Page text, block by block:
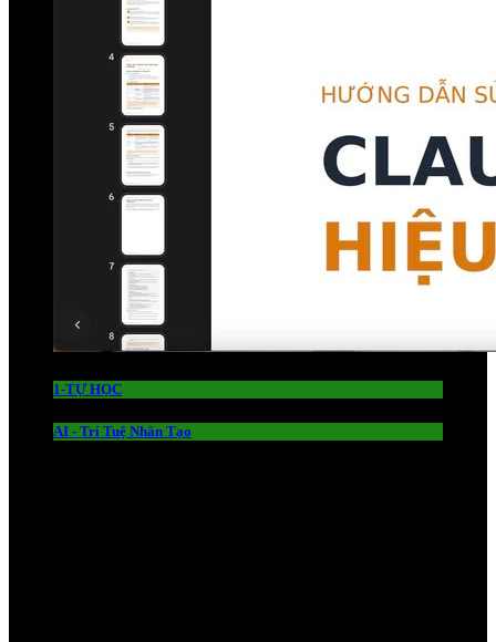
1-TỰ HỌC
AI - Trí Tuệ Nhân Tạo